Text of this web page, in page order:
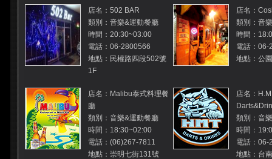
店名：502 BAR
類別：音樂&運動餐廳
時間：20:30~03:00
電話：06-2800566
地點：民權路四段502號
1F
店名：
類別：音
時間：
電話：06-
地點：公
店名：Malibu泰式料理餐
廳
類別：音樂&運動餐廳
時間：18:30~02:00
電話：(06)267-7811
地點：崇明七街131號
店名：
類別：音
時間：
電話：06-
地點：台